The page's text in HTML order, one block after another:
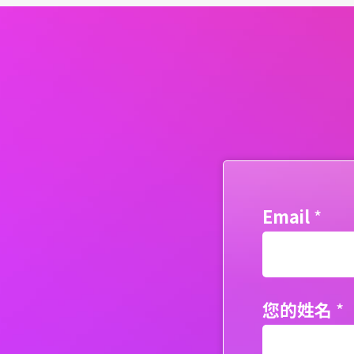
Email*
您的姓名 *